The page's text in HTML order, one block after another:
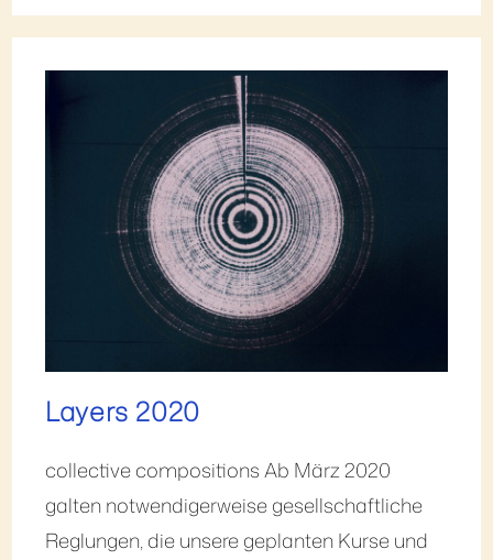
Layers 2020
collective compositions Ab März 2020
galten notwendigerweise gesellschaftliche
Reglungen, die unsere geplanten Kurse und